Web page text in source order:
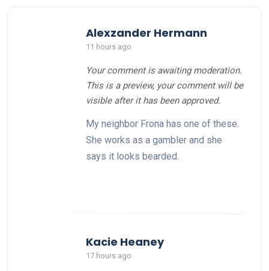
Your comment is awaiting moderation.
This is a preview, your comment will be
visible after it has been approved.
My neighbor Frona has one of these.
She works as a gambler and she
says it looks bearded.
Alexzander Hermann
11 hours ago
Kacie Heaney
17 hours ago